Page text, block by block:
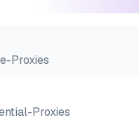
Proxies
Proxies